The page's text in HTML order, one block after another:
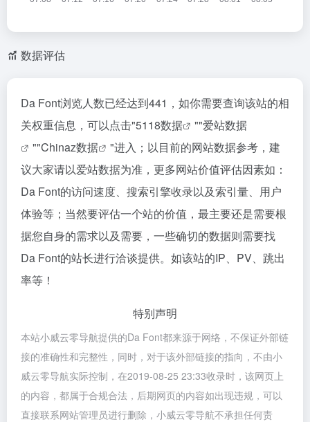
数据评估
Da Font浏览人数已经达到441，如你需要查询该站的相
关权重信息，可以点击"5118数据 ""爱站数据
""Chinaz数据
"进入；以目前的网站数据参考，建
议大家请以爱站数据为准，更多网站价值评估因素如：
Da Font的访问速度、搜索引擎收录以及索引量、用户
体验等；当然要评估一个站的价值，最主要还是需要根
据您自身的需求以及需要，一些确切的数据则需要找
Da Font的站长进行洽谈提供。如该站的IP、PV、跳出
率等！
特别声明
本站小威云零导航提供的Da Font都来源于网络，不保证外部链
接的准确性和完整性，同时，对于该外部链接的指向，不由小
威云零导航实际控制，在2019-08-25 23:33收录时，该网页上
的内容，都属于合规合法，后期网页的内容如出现违规，可以
直接联系网站管理员进行删除，小威云零导航不承担任何责